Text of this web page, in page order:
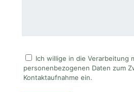
Ich willige in die Verarbeitung
personenbezogenen Daten zum
Kontaktaufnahme ein.